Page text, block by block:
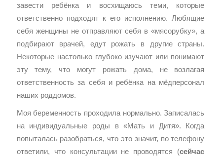
завести ребёнка и восхищаюсь теми, которые
ответственно подходят к его исполнению. Любящие
себя женщины не отправляют себя в «мясорубку», а
подбирают врачей, едут рожать в другие страны.
Некоторые настолько глубоко изучают или понимают
эту тему, что могут рожать дома, не возлагая
ответственность за себя и ребёнка на мёдперсонал
наших роддомов.
Моя беременность проходила нормально. Записалась
на индивидуальные роды в «Мать и Дитя». Когда
попыталась разобраться, что это значит, по телефону
ответили, что консультации не проводятся (сейчас